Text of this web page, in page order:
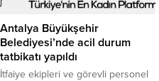
yaz mevsimini değerlendirerek
yoğun bir tempoyla kent
genelindeki bozulma meydana
gelen asfalt...
Antalya Büyükşehir
Belediyesi’nde acil durum
tatbikatı yapıldı
İtfaiye ekipleri ve görevli personel